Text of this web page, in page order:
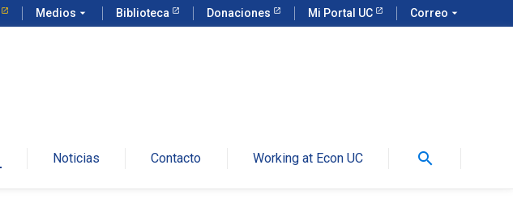
Medios arrow_drop_down Biblioteca Donaciones Mi Portal UC Correo arrow_drop_down
Noticias Contacto Working at Econ UC search